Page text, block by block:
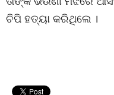
ଚିପି ହତ୍ୟା କରିଥିଲେ ।